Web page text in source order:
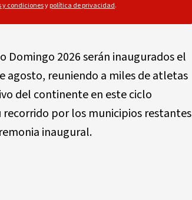
y condicionesypolítica de privacidad.
Domingo 2026 serán inaugurados el
agosto, reuniendo a miles de atletas
del continente en este ciclo
por los municipios restantes
inaugural.